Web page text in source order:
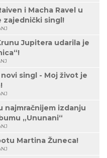
i Macha Ravel u
zajednički singl!
Jupitera udarila je
singl - Moj život je
najmračnijem izdanju
„Ununani“
Martina Žuneca!